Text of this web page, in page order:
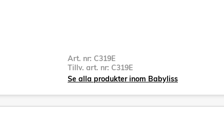
Art. nr: C319E
Tillv. art. nr: C319E
Se alla produkter inom Babyliss